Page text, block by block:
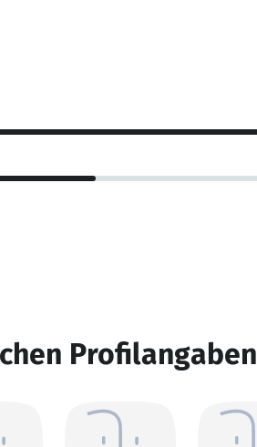
Profilangaben